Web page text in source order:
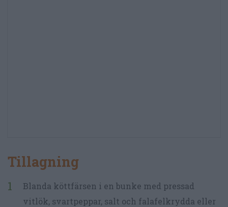
Tillagning
Blanda köttfärsen i en bunke med pressad
vitlök, svartpeppar, salt och falafelkrydda eller